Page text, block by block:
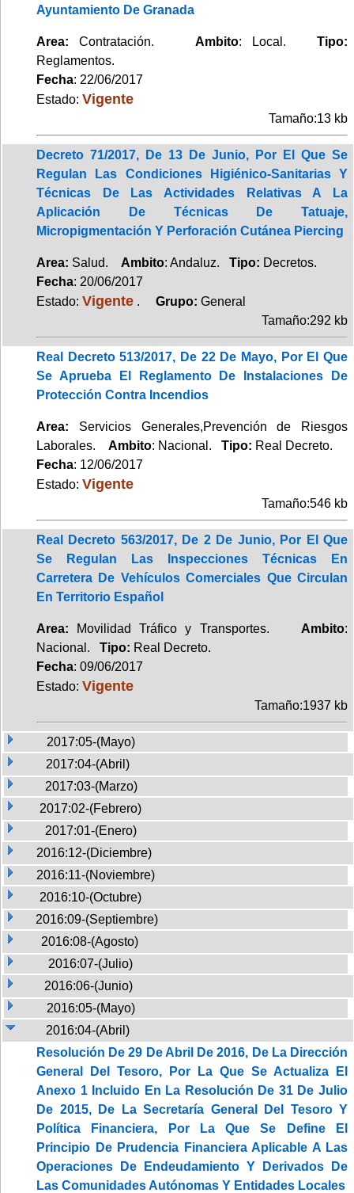
Ayuntamiento De Granada
Area: Contratación. Ambito: Local. Tipo:
Reglamentos.
Fecha: 22/06/2017
Estado: Vigente
Tamaño:13 kb
Decreto 71/2017, De 13 De Junio, Por El Que Se
Regulan Las Condiciones Higiénico-Sanitarias Y
Técnicas De Las Actividades Relativas A La
Aplicación De Técnicas De Tatuaje,
Micropigmentación Y Perforación Cutánea Piercing
Area: Salud. Ambito: Andaluz. Tipo: Decretos.
Fecha: 20/06/2017
Estado: Vigente . Grupo: General
Tamaño:292 kb
Real Decreto 513/2017, De 22 De Mayo, Por El Que
Se Aprueba El Reglamento De Instalaciones De
Protección Contra Incendios
Area: Servicios Generales,Prevención de Riesgos
Laborales. Ambito: Nacional. Tipo: Real Decreto.
Fecha: 12/06/2017
Estado: Vigente
Tamaño:546 kb
Real Decreto 563/2017, De 2 De Junio, Por El Que
Se Regulan Las Inspecciones Técnicas En
Carretera De Vehículos Comerciales Que Circulan
En Territorio Español
Area: Movilidad Tráfico y Transportes. Ambito:
Nacional. Tipo: Real Decreto.
Fecha: 09/06/2017
Estado: Vigente
Tamaño:1937 kb
2017:05-(Mayo)
2017:04-(Abril)
2017:03-(Marzo)
2017:02-(Febrero)
2017:01-(Enero)
2016:12-(Diciembre)
2016:11-(Noviembre)
2016:10-(Octubre)
2016:09-(Septiembre)
2016:08-(Agosto)
2016:07-(Julio)
2016:06-(Junio)
2016:05-(Mayo)
2016:04-(Abril)
Resolución De 29 De Abril De 2016, De La Dirección
General Del Tesoro, Por La Que Se Actualiza El
Anexo 1 Incluido En La Resolución De 31 De Julio
De 2015, De La Secretaría General Del Tesoro Y
Política Financiera, Por La Que Se Define El
Principio De Prudencia Financiera Aplicable A Las
Operaciones De Endeudamiento Y Derivados De
Las Comunidades Autónomas Y Entidades Locales